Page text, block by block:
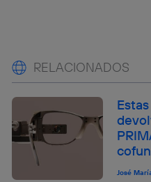
RELACIONADOS
José